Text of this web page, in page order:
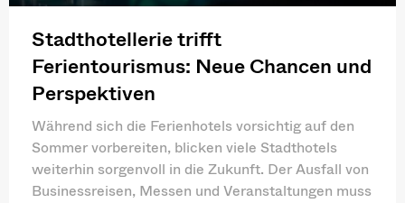
Stadthotellerie trifft
Ferientourismus: Neue Chancen und
Perspektiven
Während sich die Ferienhotels vorsichtig auf den
Sommer vorbereiten, blicken viele Stadthotels
weiterhin sorgenvoll in die Zukunft. Der Ausfall von
Businessreisen, Messen und Veranstaltungen muss